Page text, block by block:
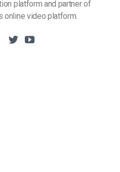
platform and partner of
online video platform.